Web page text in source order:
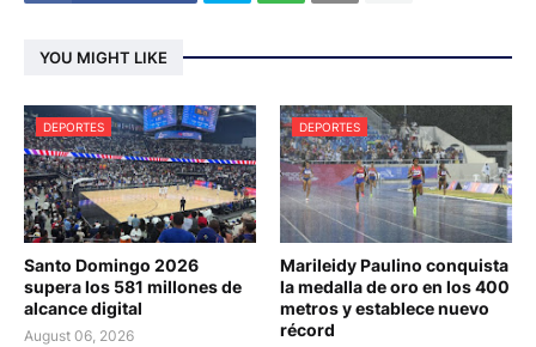
YOU MIGHT LIKE
DEPORTES
Santo Domingo 2026
supera los 581 millones de
alcance digital
August 06, 2026
DEPORTES
Marileidy Paulino conquista
la medalla de oro en los 400
metros y establece nuevo
récord